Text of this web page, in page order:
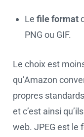
Le file format
PNG ou GIF.
Le choix est
qu’Amazon
propres
et c’est ainsi
web. JPEG est le